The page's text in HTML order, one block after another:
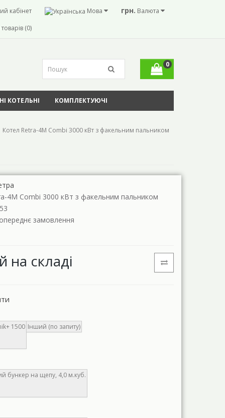
грн. Валюта
Мова
кабінет
(0)
0
КОТЕЛЬНІ КОМПЛЕКТУЮЧІ
Котел Retra-4М Combi 3000 кВт з факельним пальником
4М Combi 3000 кВт з факельним пальником
замовлення
на складі
1500 Інший (по запиту)
бункер на щепу, 4,0 м.куб.